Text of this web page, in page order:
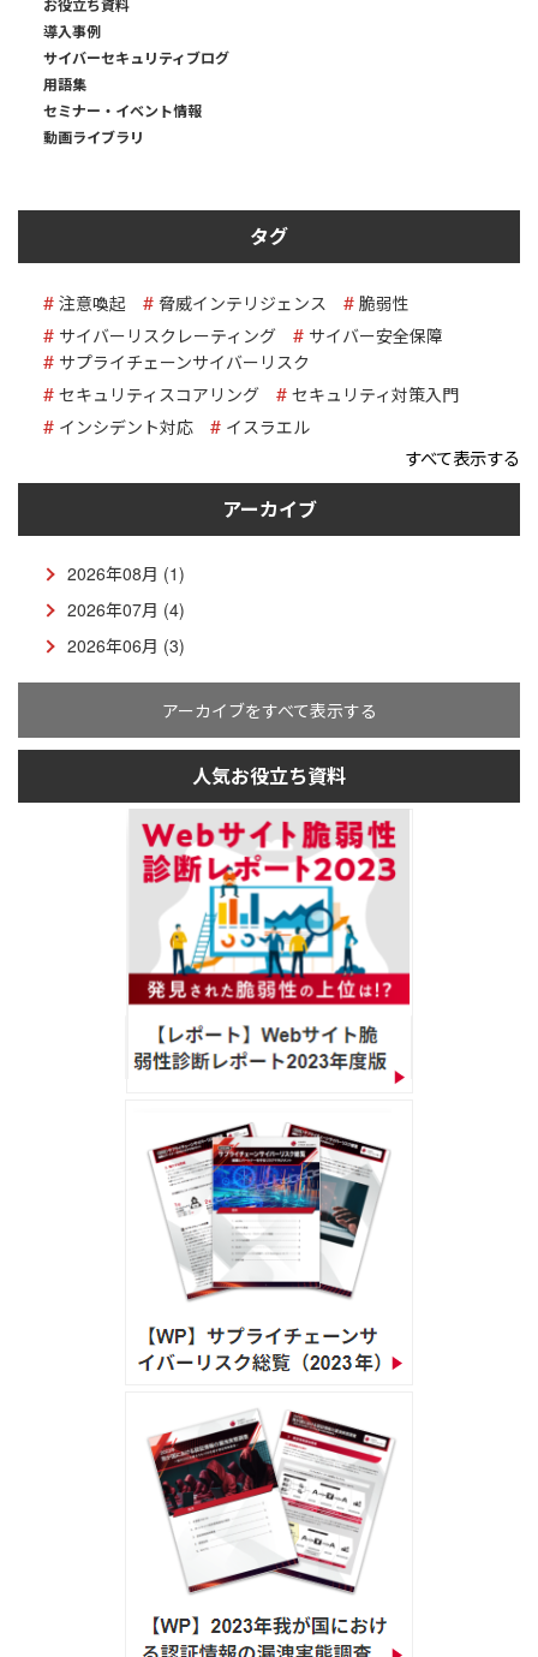
お役立ち資料
導入事例
サイバーセキュリティブログ
用語集
セミナー・イベント情報
動画ライブラリ
タグ
注意喚起 脅威インテリジェンス
脆弱性
サイバーリスクレーティング
サイバー安全保障
サプライチェーンサイバーリスク
セキュリティスコアリング
セキュリティ対策入門
インシデント対応
イスラエル
すべて表示する
アーカイブ
2026年08月 (1)
2026年07月 (4)
2026年06月 (3)
アーカイブをすべて表示する
人気お役立ち資料